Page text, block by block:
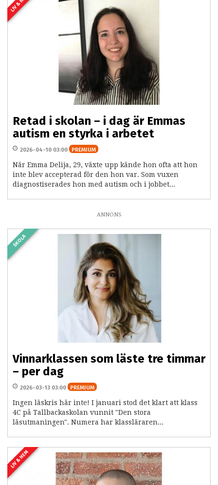
Retad i skolan – i dag är Emmas
autism en styrka i arbetet
2026-04-10 03:00 PREMIUM
När Emma Delija, 29, växte upp kände hon ofta att hon
inte blev accepterad för den hon var. Som vuxen
diagnostiserades hon med autism och i jobbet...
ANNONS
SKOLA
Vinnarklassen som läste tre timmar
– per dag
2026-03-13 03:00 PREMIUM
Ingen läskris här inte! I januari stod det klart att klass
4C på Tallbackaskolan vunnit "Den stora
läsutmaningen". Numera har klassläraren...
LIV & HEM